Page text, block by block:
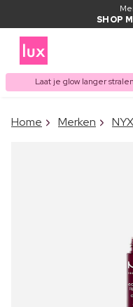
SHOP
Laat je glow langer
ITEM
Vaak
Home Merken